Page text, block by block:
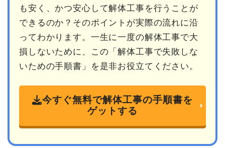
も安く、かつ安心して解体工事を行うことが
できるのか？そのポイントが実際の流れに沿
ってわかります。一生に一度の解体工事で大
損しないために、この「解体工事で失敗しな
いための手順書」を是非お役立てください。
今すぐ無料で解体工事の手順書を
ゲットする